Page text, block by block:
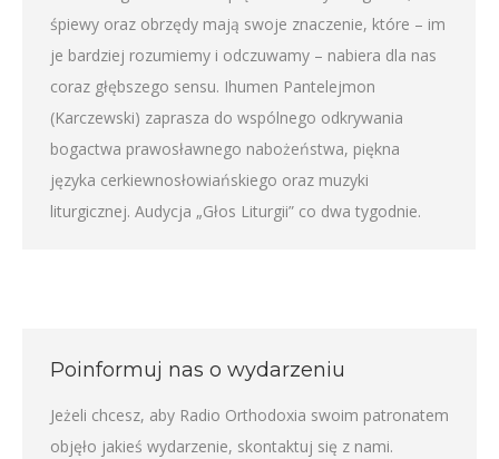
śpiewy oraz obrzędy mają swoje znaczenie, które – im
je bardziej rozumiemy i odczuwamy – nabiera dla nas
coraz głębszego sensu. Ihumen Pantelejmon
(Karczewski) zaprasza do wspólnego odkrywania
bogactwa prawosławnego nabożeństwa, piękna
języka cerkiewnosłowiańskiego oraz muzyki
liturgicznej. Audycja „Głos Liturgii” co dwa tygodnie.
Poinformuj nas o wydarzeniu
Jeżeli chcesz, aby Radio Orthodoxia swoim patronatem
objęło jakieś wydarzenie, skontaktuj się z nami.